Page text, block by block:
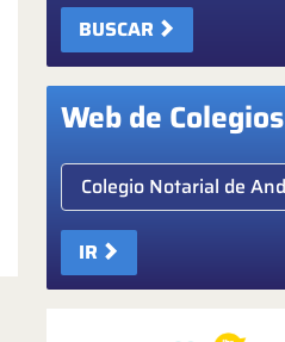
BUSCAR
Web de Colegios
Elige colegio notarial
IR